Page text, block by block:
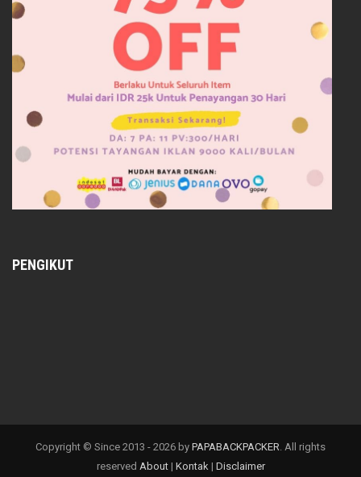
PENGIKUT
Copyright © Since 2013 - 2026 by PAPABACKPACKER . All rights
reserved About| Kontak | Disclaimer